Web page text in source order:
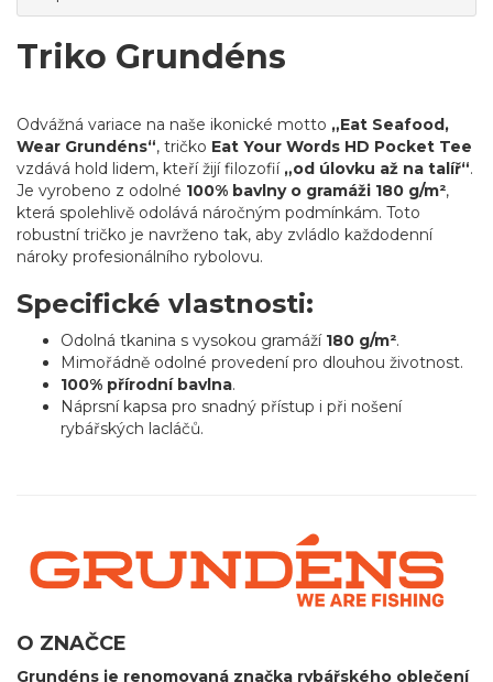
Triko Grundéns
Odvážná variace na naše ikonické motto „Eat Seafood,
Wear Grundéns“, tričko Eat Your Words HD Pocket Tee
vzdává hold lidem, kteří žijí filozofií „od úlovku až na talíř“.
Je vyrobeno z odolné 100% bavlny o gramáži 180 g/m²,
která spolehlivě odolává náročným podmínkám. Toto
robustní tričko je navrženo tak, aby zvládlo každodenní
nároky profesionálního rybolovu.
Specifické vlastnosti:
Odolná tkanina s vysokou gramáží 180 g/m².
Mimořádně odolné provedení pro dlouhou životnost.
100% přírodní bavlna.
Náprsní kapsa pro snadný přístup i při nošení
rybářských lacláčů.
O ZNAČCE
Grundéns je renomovaná značka rybářského oblečení